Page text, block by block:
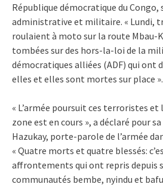
République démocratique du Congo,
administrative et militaire. « Lundi,
roulaient à moto sur la route Mbau-
tombées sur des hors-la-loi de la
démocratiques alliées (ADF) qui ont
elles et elles sont mortes sur place ».
« L’armée poursuit ces terroristes
zone est en cours », a déclaré pour
Hazukay, porte-parole de l’armée
« Quatre morts et quatre blessés:
affrontements qui ont repris depuis
communautés bembe, nyindu et